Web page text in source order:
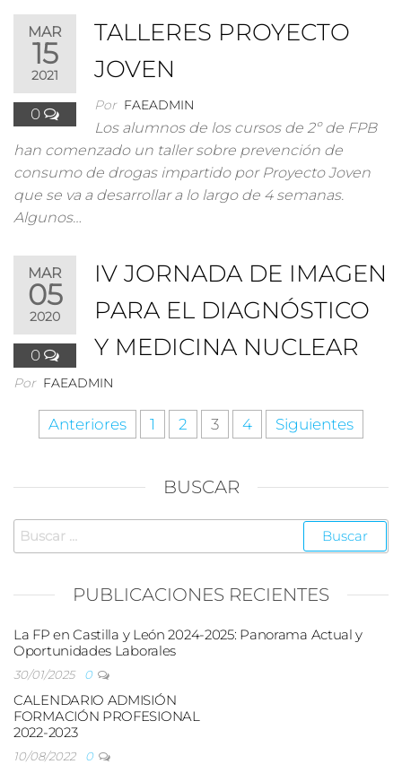
MAR
15
2021
0
TALLERES PROYECTO
JOVEN
Por FAEADMIN
Los alumnos de los cursos de 2º de FPB
han comenzado un taller sobre prevención de
consumo de drogas impartido por Proyecto Joven
que se va a desarrollar a lo largo de 4 semanas.
Algunos…
MAR
05
2020
0
IV JORNADA DE IMAGEN
PARA EL DIAGNÓSTICO
Y MEDICINA NUCLEAR
Por FAEADMIN
Paginación
entradas
Anteriores 1 2 3 4 Siguientes
BUSCAR
Buscar:
PUBLICACIONES RECIENTES
La FP en Castilla y León 2024-2025: Panorama Actual y
Oportunidades Laborales
30/01/2025 0
CALENDARIO ADMISIÓN
FORMACIÓN PROFESIONAL
2022-2023
10/08/2022 0